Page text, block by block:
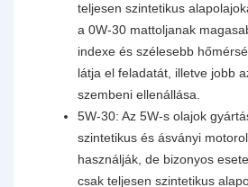
teljesen szintetikus
a 0W-30 mattoljanak
indexe és szélesebb
látja el feladatát, illetve jobb
szembeni ellenállása.
5W-30: Az 5W-s olajok
szintetikus és ásványi
használják, de bizonyos
csak teljesen szintetikus